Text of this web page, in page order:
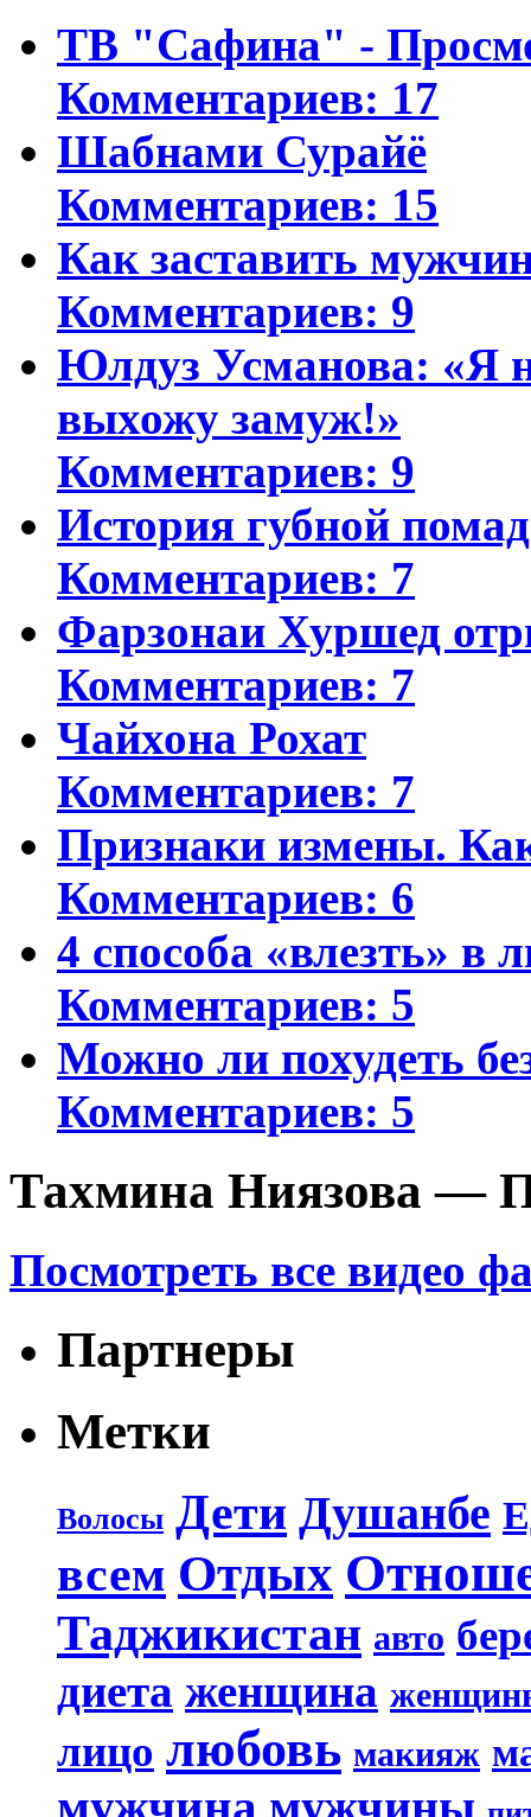
ТВ "Сафина" -
Комментариев: 17
Шабнами Сурайё
Комментариев: 15
Как заставить
Комментариев: 9
Юлдуз Усманова: «Я
выхожу замуж!»
Комментариев: 9
История губной
Комментариев: 7
Фарзонаи Хуршед
Комментариев: 7
Чайхона Рохат
Комментариев: 7
Признаки измены.
Комментариев: 6
4 способа «влезть» в
Комментариев: 5
Можно ли похудеть
Комментариев: 5
Тахмина Ниязова —
Посмотреть все видео
Партнеры
Метки
Волосы Дети Душанбе
всем Отдых
Таджикистан авто
диета женщина
лицо любовь макияж